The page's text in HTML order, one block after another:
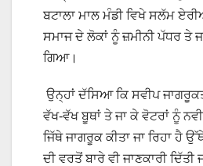
ਬਟਾਲਾ ਮਾਲ ਮੰਡੀ ਵਿਖੇ ਸਲੱਮ
ਸਮਾਜ ਦੇ ਲੋਕਾਂ ਨੂੰ ਜ਼ਮੀਨੀ ਪੱਧਰ ਤੇ
ਗਿਆ।
ਉਨ੍ਹਾਂ ਦੱਸਿਆ ਕਿ ਸਵੀਪ
ਵੱਖ-ਵੱਖ ਬੂਥਾਂ ਤੇ ਜਾ ਕੇ ਵੋਟਰਾਂ ਨੂੰ
ਜਿੱਥੇ ਜਾਗਰੂਕ ਕੀਤਾ ਜਾ ਰਿਹਾ ਹੈ
ਦੀ ਵਰਤੋਂ ਬਾਰੇ ਵੀ ਜਾਣਕਾਰੀ